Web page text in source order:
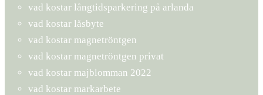
vad kostar långtidsparkering på arlanda
vad kostar låsbyte
vad kostar magnetröntgen
vad kostar magnetröntgen privat
vad kostar majblomman 2022
vad kostar markarbete